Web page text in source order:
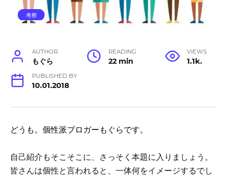
考察
AUTHOR
もぐら
READING
22 min
VIEWS
1.1k.
PUBLISHED BY
10.01.2018
どうも。個性派ブロガーもぐらです。
自己紹介もそこそこに、さっそく本題に入りましょう。
皆さんは個性と言われると、一体何をイメージするでし